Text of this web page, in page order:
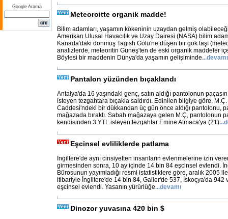
Google Arama
Meteoroitte organik madde!
Bilim adamları, yaşamın kökeninin uzaydan gelmiş
Amerikan Ulusal Havacılık ve Uzay Dairesi (NASA) bilim
Kanada'daki donmuş Tagish Gölü'ne düşen bir gök taşı
analizlerde, meteoritin Güneş'ten de eski organik maddeler
Böylesi bir maddenin Dünya'da yaşamın gelişiminde...devamı
Pantalon yüzünden bıçaklandı
Antalya'da 16 yaşındaki genç, satın aldığı pantolonun
isteyen tezgahtara bıçakla saldırdı. Edinilen bilgiye göre,
Caddesi'ndeki bir dükkandan üç gün önce aldığı pantolonu,
mağazada bıraktı. Sabah mağazaya gelen M.Ç, pantolonun
kendisinden 3 YTL isteyen tezgahtar Emine Atmaca'ya (21)...
Eşcinsel evliliklerde patlama
İngiltere'de aynı cinsiyetten insanların evlenmelerine izin
girmesinden sonra, 10 ay içinde 14 bin 84 eşcinsel evlendi.
Bürosunun yayımladığı resmi istatistiklere göre, aralık 2005
itibariyle İngiltere'de 14 bin 84, Galler'de 537, İskoçya'da 942
eşcinsel evlendi. Yasanın yürürlüğe...devamı
Dinozor yuvasına 420 bin $